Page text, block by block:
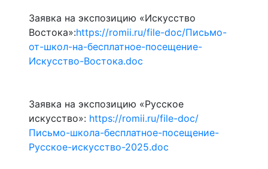
Заявка на экспозицию «Искусство
Востока»:https://romii.ru/file-doc/Письмо-
от-школ-на-бесплатное-посещение-
Искусство-Востока.doc
Заявка на экспозицию «Русское
искусство»: https://romii.ru/file-doc/
Письмо-школа-бесплатное-посещение-
Русское-искусство-2025.doc